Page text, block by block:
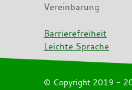
Vereinbarung
Barrierefreiheit
Leichte Sprache
© Copyright 2019 -